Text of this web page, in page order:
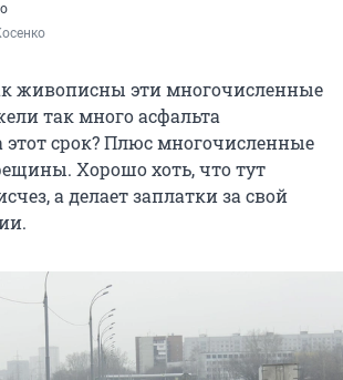
живописны эти многочисленные
так много асфальта
этот срок? Плюс многочисленные
Хорошо хоть, что тут
а делает заплатки за свой